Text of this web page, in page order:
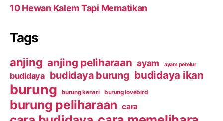
10 Hewan Kalem Tapi Mematikan
Tags
anjing anjing peliharaan ayam ayam petelur
budidaya budidaya burung budidaya ikan
burung burung kenari burung lovebird
burung peliharaan cara